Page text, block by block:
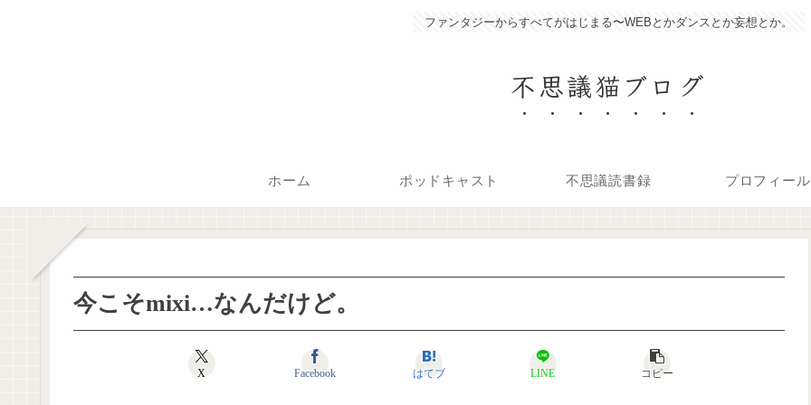
ファンタジーからすべてがはじまる〜WEBとかダンスとか妄想とか。
不思議猫ブログ
ホーム ポッドキャスト 不思議読書録 プロフィール
今こそmixi…なんだけど。
X Facebook はてブ LINE コピー